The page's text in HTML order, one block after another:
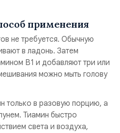
применения
не требуется. Обычную
в ладонь. Затем
B1 и добавляют три или
можно мыть голову
только в разовую порцию, а
Тиамин быстро
света и воздуха,